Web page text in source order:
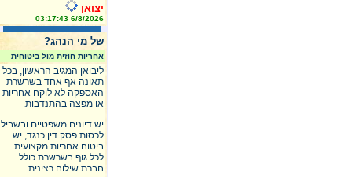
יצואן
6/8/2026 03:17:43
של מי הנהג?
אחריות חוזית מול ביטוחית
ליבואן המגיב הראשון, בכל
תאונה אף אחד בשרשרת
האספקה לא לוקח אחריות
או מפצה בהתנדבות.
יש דיונים משפטיים ובשביל
לכסות פסק דין כנגד, יש
ביטוח אחריות מקצועית
לכל גוף בשרשרת כולל
חברת שילוח רצינית.